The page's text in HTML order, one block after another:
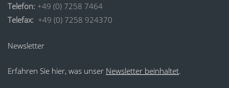
Telefon: +49 (0) 7258 7464
Telefax: +49 (0) 7258 924370
Newsletter
Erfahren Sie hier, was unser Newsletter beinhaltet.